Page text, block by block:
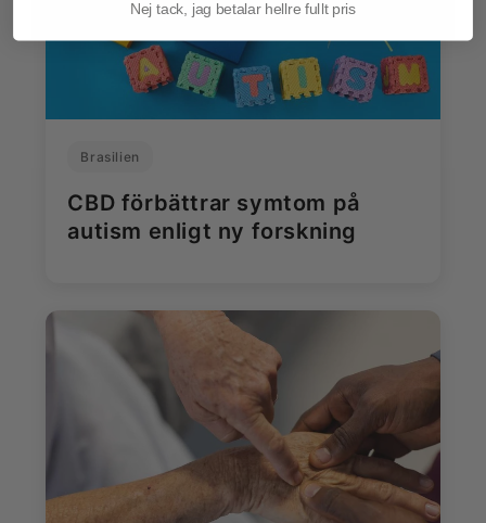
Brasilien
CBD förbättrar symtom på
autism enligt ny forskning
Nej tack, jag betalar hellre fullt pris